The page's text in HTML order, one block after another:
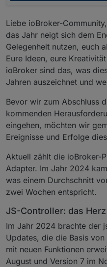
Liebe ioBroker-Community,
das Jahr neigt sich dem
Gelegenheit nutzen, euch
Eure Ideen, eure
ioBroker sind das, was
Jahren auszeichnet und
Bevor wir zum Abschluss
kommenden
eingehen, möchten wir
Ereignisse und Erfolge
Aktuell zählt die ioBroker-
Adapter. Im Jahr 2024
was einem Durchschnitt
zwei Wochen entspricht.
JS-Controller: das
Im Jahr 2024 brachte der
Updates, die die Basis
mit neuen Funktionen
August und Version 7 im